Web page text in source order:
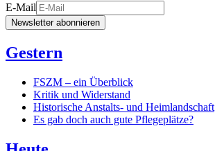
E-Mail
Newsletter abonnieren
Gestern
FSZM – ein Überblick
Kritik und Widerstand
Historische Anstalts- und Heimlandschaft
Es gab doch auch gute Pflegeplätze?